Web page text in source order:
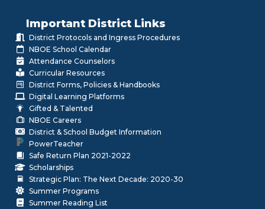
Important District Links
District Protocols and Ingress Procedures
NBOE School Calendar
Attendance Counselors
Curricular Resources
District Forms, Policies & Handbooks
Digital Learning Platforms
Gifted & Talented
NBOE Careers
District & School Budget Information
PowerTeacher
Safe Return Plan 2021-2022
Scholarships
Strategic Plan: The Next Decade: 2020-30
Summer Programs
Summer Reading List